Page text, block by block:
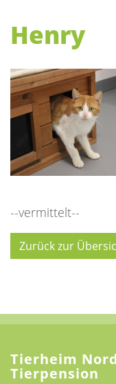
Henry
--vermittelt--
Zurück zur
Tierheim
Tierpension